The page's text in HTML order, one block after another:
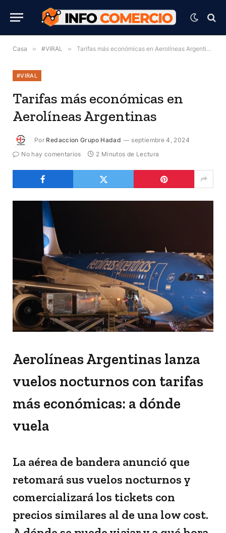
Casa » #VIRAL » Tarifas más económicas en Aerolíneas Argentinas
#VIRAL
Tarifas más económicas en
Aerolíneas Argentinas
Por Redaccion Grupo Hadad
septiembre 4, 2024
No hay comentarios
2 Minutos de Lectura
Aerolíneas Argentinas lanza
vuelos nocturnos con tarifas
más económicas: a dónde
vuela
La aérea de bandera anunció que
retomará sus vuelos nocturnos y
comercializará los tickets con
precios similares al de una low cost.